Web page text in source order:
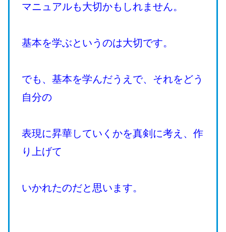
マニュアルも大切かもしれません。
基本を学ぶというのは大切です。
でも、基本を学んだうえで、それをどう
自分の
表現に昇華していくかを真剣に考え、作
り上げて
いかれたのだと思います。